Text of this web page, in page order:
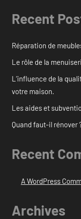
Recent
Réparation de
Le rôle de la
L’influence de la
votre maison.
Les aides et
Quand faut-il rénover
Recent
A WordPress
Archives